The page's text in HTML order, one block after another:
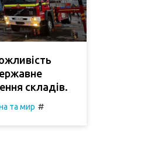
складів.
та мир #